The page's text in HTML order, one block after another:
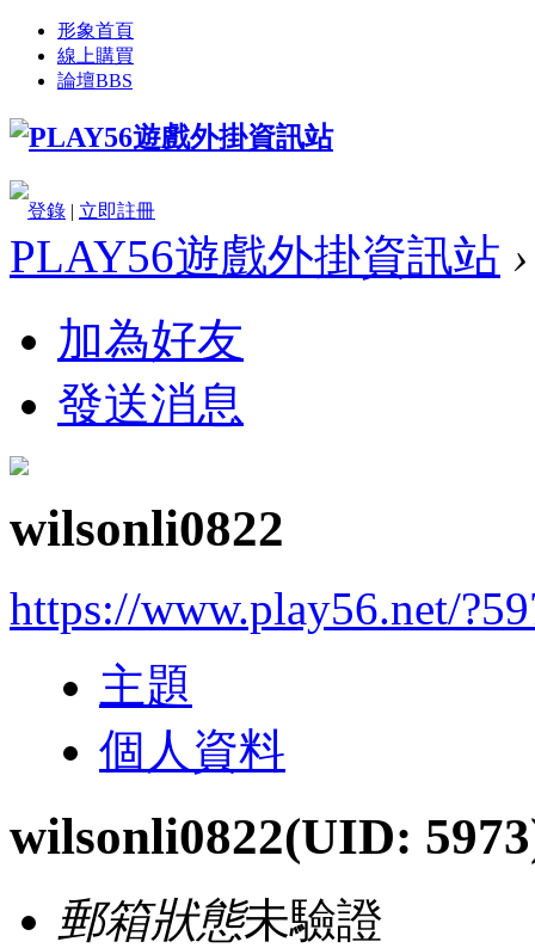
形象首頁
線上購買
論壇BBS
登錄 | 立即註冊
PLAY56遊戲外掛資訊站 ›
加為好友
發送消息
wilsonli0822
https://www.play56.net/
主題
個人資料
wilsonli0822(UID:
郵箱狀態未驗證